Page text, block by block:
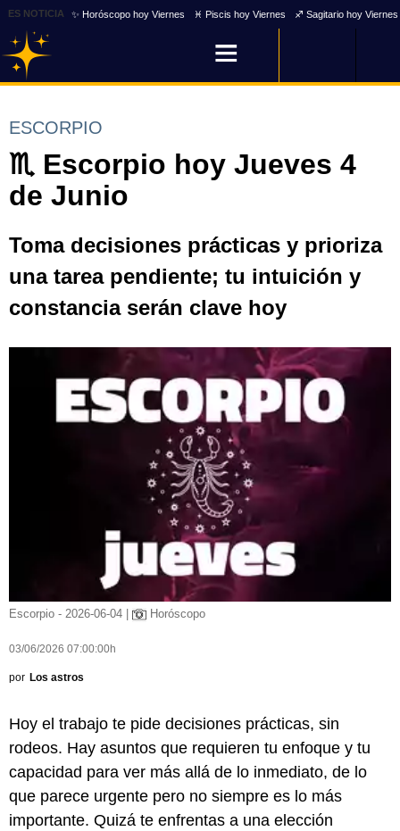
ES NOTICIA ✨ Horóscopo hoy Viernes ♓ Piscis hoy Viernes ♐ Sagitario hoy Viernes
ESCORPIO
♏ Escorpio hoy Jueves 4
de Junio
Toma decisiones prácticas y prioriza
una tarea pendiente; tu intuición y
constancia serán clave hoy
Escorpio - 2026-06-04 | Horóscopo
03/06/2026 07:00:00h
por Los astros
Hoy el trabajo te pide decisiones prácticas, sin
rodeos. Hay asuntos que requieren tu enfoque y tu
capacidad para ver más allá de lo inmediato, de lo
que parece urgente pero no siempre es lo más
importante. Quizá te enfrentas a una elección